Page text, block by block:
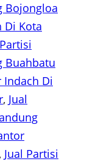
Bojongloa
Di Kota
Buahbatu
Indach Di
, Jual
, Jual Partisi